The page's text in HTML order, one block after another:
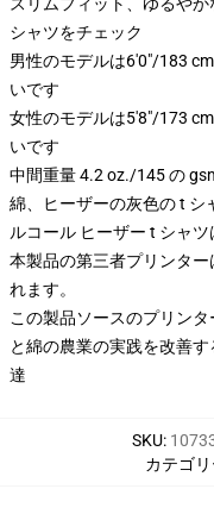
シャツをチェック
男性のモデルは6'0"/183
いです
女性のモデルは5'8"/173
いです
中間重量 4.2 oz./145 の
綿、ヒーザーの灰色の t シ
ルコール ヒーザー t シャ
本製品の第三者プリンタ
れます。
この製品ソースのプリン
と綿の農業の実践を改善
達
SKU:
カテゴリ